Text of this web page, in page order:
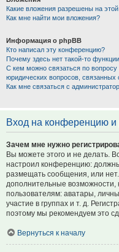
Какие вложения разрешены на
Как мне найти мои вложения?
Информация о phpBB
Кто написал эту конференцию?
Почему здесь нет такой-то
С кем можно связаться по вопросу
юридических вопросов, связанных
Как мне связаться с
Вход на конференцию и
Зачем мне нужно
Вы можете этого и не делать.
настроил конференцию:
размещать сообщения, или
дополнительные
пользователям: аватары,
участие в группах и т. д.
поэтому мы рекомендуем это
Вернуться к началу